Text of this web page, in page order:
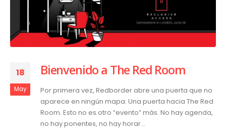
18
May
Bienvenido a The Red Room
Por primera vez, Redborder abre una puerta que no
aparece en ningún mapa. Una puerta hacia The Red
Room. Esto no es otro “evento” más. No hay agenda,
no hay ponentes, no hay horar...